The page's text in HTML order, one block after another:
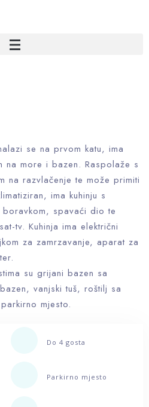
se na prvom katu, ima
na more i bazen. Raspolaže s
na razvlačenje te može primiti
ima kuhinju s
spavaći dio te
tv. Kuhinja ima električni
za zamrzavanje, aparat za
su grijani bazen sa
vanjski tuš, roštilj sa
mjesto.
Do 4 gosta
Parkirno mjesto